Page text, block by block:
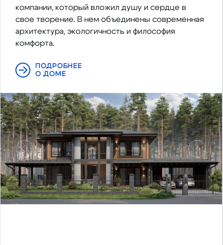
компании, который вложил душу и сердце в
свое творение. В нем объединены современная
архитектура, экологичность и философия
комфорта.
ПОДРОБНЕЕ
О ДОМЕ
Предыдущий